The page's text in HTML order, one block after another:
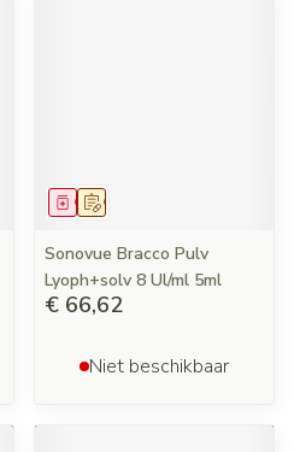
Op voorschrift
Geneesmiddel
Sonovue Bracco Pulv
Lyoph+solv 8 Ul/ml 5ml
€ 66,62
Niet beschikbaar